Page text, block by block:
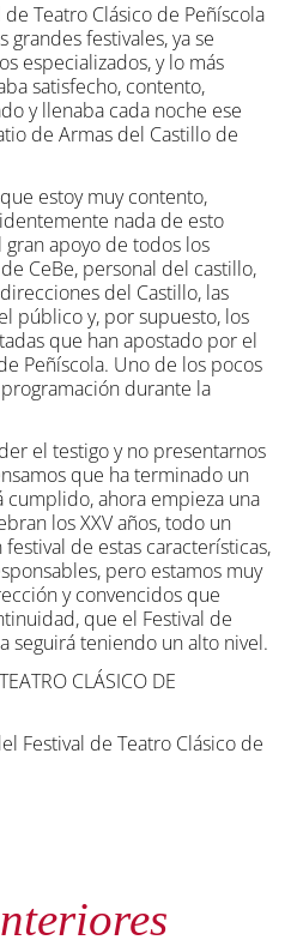
Teatro Clásico de Peñíscola
grandes festivales, ya se
especializados, y lo más
satisfecho, contento,
y llenaba cada noche ese
de Armas del Castillo de
estoy muy contento,
nada de esto
apoyo de todos los
CeBe, personal del castillo,
del Castillo, las
público y, por supuesto, los
que han apostado por el
Peñíscola. Uno de los pocos
durante la
el testigo y no presentarnos
que ha terminado un
ahora empieza una
los XXV años, todo un
de estas características,
pero estamos muy
y convencidos que
que el Festival de
seguirá teniendo un alto nivel.
CLÁSICO DE
Festival de Teatro Clásico de